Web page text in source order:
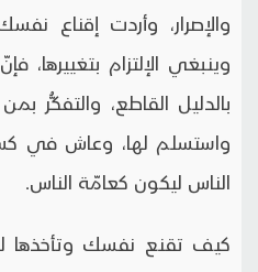
والإصرار، وأردت إقناع
وينبغي الإلتزام بتغييرها،
بالدليل القاطع، والتفكُّر
واستسلم لها، وعاش في
الناس ليكون كعامّة الناس.
كيف تقنع نفسك وتأخذها